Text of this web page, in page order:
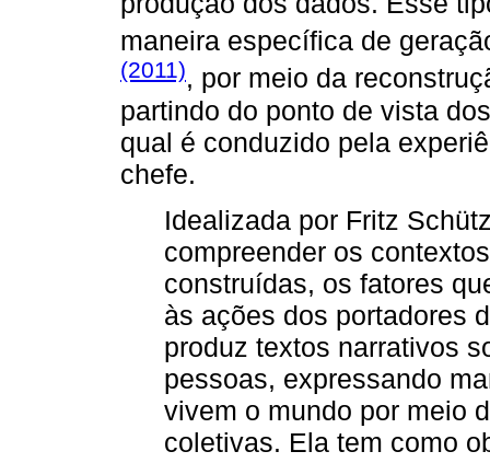
maneira específica de
(2011), por meio da
partindo do ponto de vista
qual é conduzido pela
chefe.
Idealizada por Fritz
compreender os
construídas, os fatores
às ações dos portadores
produz textos narrativos
pessoas, expressando
vivem o mundo por meio
coletivas. Ela tem como